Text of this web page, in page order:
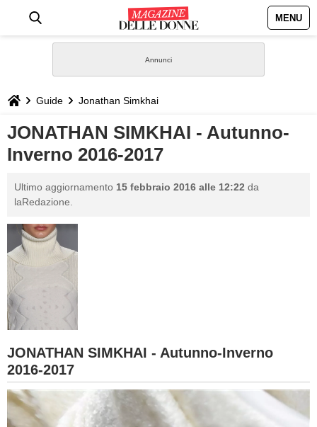
MENU
STILE
BIOGRAFIE
DEFINIZIONI
GASTRONOMIA
CAPELLI
SESSO
DIETA
GUIDE
Guide Jonathan Simkhai
JONATHAN SIMKHAI - Autunno-
Inverno 2016-2017
Ultimo aggiornamento 15 febbraio 2016 alle 12:22 da
laRedazione.
JONATHAN SIMKHAI - Autunno-Inverno
2016-2017